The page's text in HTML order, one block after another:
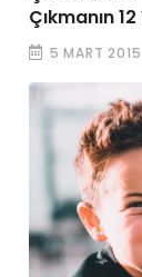
Çıkmanın
5 MART 2015